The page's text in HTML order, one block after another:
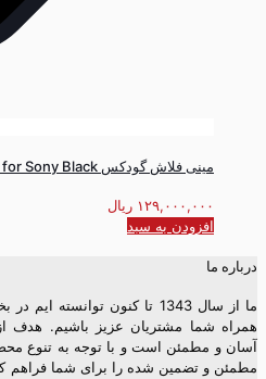
مینی فلاش گودکس Godox iT30Pro S TTL Mini Flash for Sony Black
۱۲۹,۰۰۰,۰۰۰ ریال
افزودن به سبد
درباره ما
ما از سال 1343 تا کنون
همراه شما مشتریان عزیز باشیم. هدف
آسان و مطمئن است و با توجه به تنوع